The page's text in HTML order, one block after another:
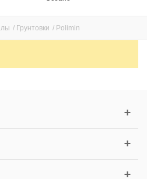
/ Грунтовки / Polimin